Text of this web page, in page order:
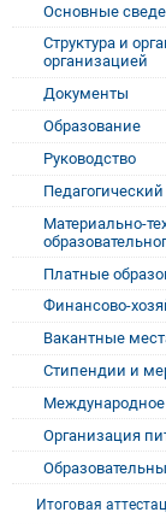
Основные
Структура и
организацией
Документы
Образование
Руководство
Педагогический
Материально-
Платные
Финансово-
Вакантные
Стипендии и
Международное
Организация
Итоговая